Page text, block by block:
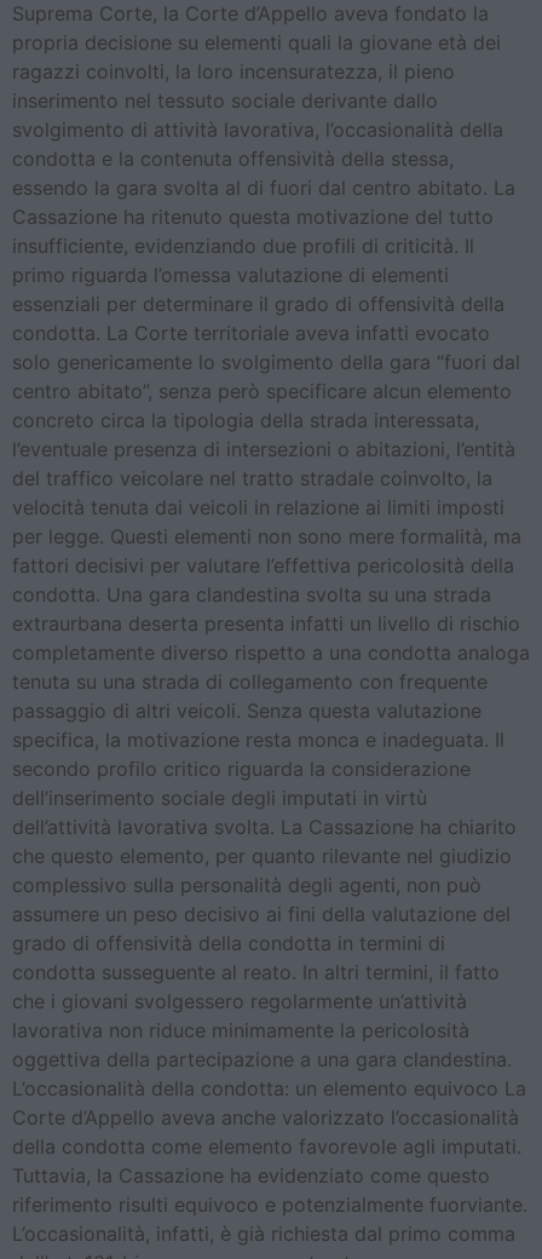
Suprema Corte, la Corte d’Appello aveva fondato la
propria decisione su elementi quali la giovane età dei
ragazzi coinvolti, la loro incensuratezza, il pieno
inserimento nel tessuto sociale derivante dallo
svolgimento di attività lavorativa, l’occasionalità della
condotta e la contenuta offensività della stessa,
essendo la gara svolta al di fuori dal centro abitato. La
Cassazione ha ritenuto questa motivazione del tutto
insufficiente, evidenziando due profili di criticità. Il
primo riguarda l’omessa valutazione di elementi
essenziali per determinare il grado di offensività della
condotta. La Corte territoriale aveva infatti evocato
solo genericamente lo svolgimento della gara “fuori dal
centro abitato”, senza però specificare alcun elemento
concreto circa la tipologia della strada interessata,
l’eventuale presenza di intersezioni o abitazioni, l’entità
del traffico veicolare nel tratto stradale coinvolto, la
velocità tenuta dai veicoli in relazione ai limiti imposti
per legge. Questi elementi non sono mere formalità, ma
fattori decisivi per valutare l’effettiva pericolosità della
condotta. Una gara clandestina svolta su una strada
extraurbana deserta presenta infatti un livello di rischio
completamente diverso rispetto a una condotta analoga
tenuta su una strada di collegamento con frequente
passaggio di altri veicoli. Senza questa valutazione
specifica, la motivazione resta monca e inadeguata. Il
secondo profilo critico riguarda la considerazione
dell’inserimento sociale degli imputati in virtù
dell’attività lavorativa svolta. La Cassazione ha chiarito
che questo elemento, per quanto rilevante nel giudizio
complessivo sulla personalità degli agenti, non può
assumere un peso decisivo ai fini della valutazione del
grado di offensività della condotta in termini di
condotta susseguente al reato. In altri termini, il fatto
che i giovani svolgessero regolarmente un’attività
lavorativa non riduce minimamente la pericolosità
oggettiva della partecipazione a una gara clandestina.
L’occasionalità della condotta: un elemento equivoco La
Corte d’Appello aveva anche valorizzato l’occasionalità
della condotta come elemento favorevole agli imputati.
Tuttavia, la Cassazione ha evidenziato come questo
riferimento risulti equivoco e potenzialmente fuorviante.
L’occasionalità, infatti, è già richiesta dal primo comma